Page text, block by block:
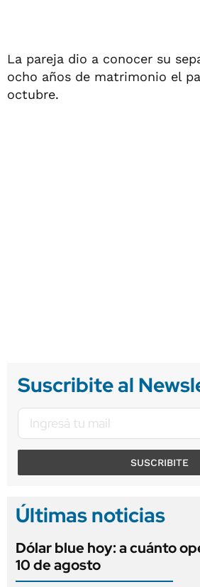
La pareja dio a conocer su
ocho años de matrimonio el
octubre.
Suscribite al
SUSCRIBITE
Últimas noticias
Dólar blue hoy: a cuánto
10 de agosto